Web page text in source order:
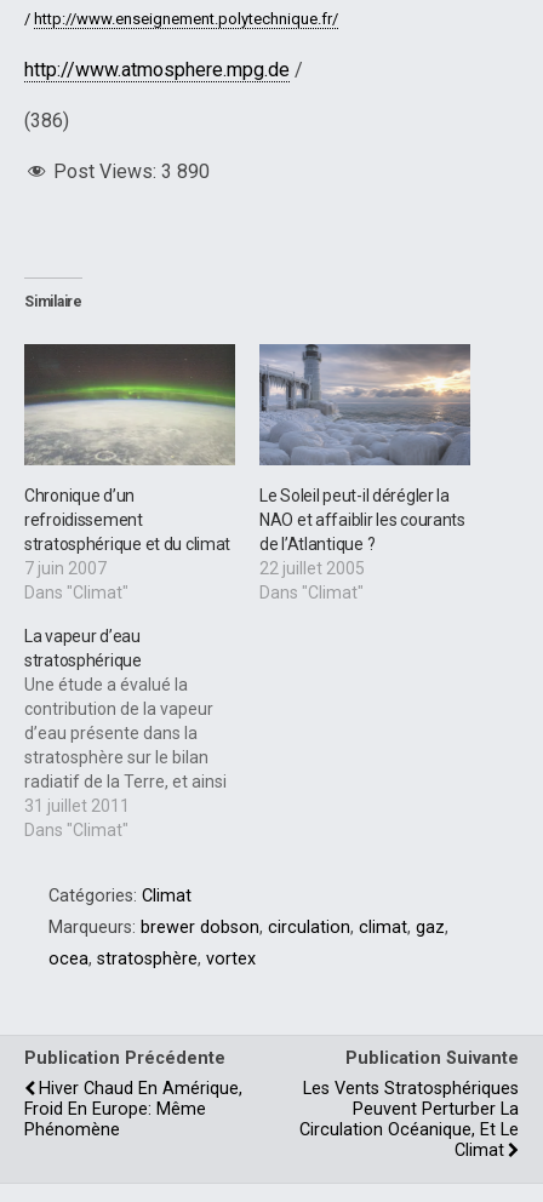
/ http://www.enseignement.polytechnique.fr/
http://www.atmosphere.mpg.de /
(386)
Post Views: 3 890
Similaire
Chronique d’un
refroidissement
stratosphérique et du climat
7 juin 2007
Dans "Climat"
Le Soleil peut-il dérégler la
NAO et affaiblir les courants
de l’Atlantique ?
22 juillet 2005
Dans "Climat"
La vapeur d’eau
stratosphérique
Une étude a évalué la
contribution de la vapeur
d’eau présente dans la
stratosphère sur le bilan
radiatif de la Terre, et ainsi
l’amplitude de son impact
sur le réchauffement
stratosphérique aurait
ralenti le taux
d’augmentation de la
31 juillet 2011
Dans "Climat"
Catégories: Climat
Marqueurs: brewer dobson, circulation, climat, gaz,
ocea, stratosphère, vortex
Publication Précédente
Hiver Chaud En Amérique,
Froid En Europe: Même
Phénomène
Publication Suivante
Les Vents Stratosphériques
Peuvent Perturber La
Circulation Océanique, Et Le
Climat